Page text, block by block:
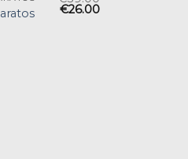
€26.00